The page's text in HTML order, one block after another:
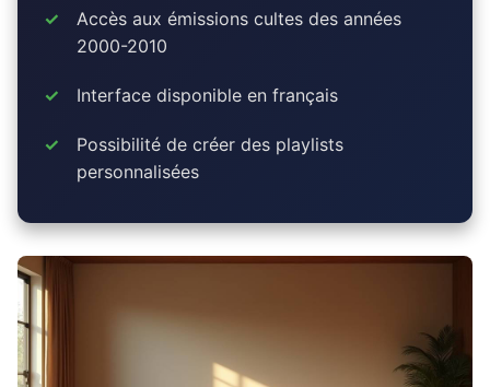
Accès aux émissions cultes des années
2000-2010
Interface disponible en français
Possibilité de créer des playlists
personnalisées